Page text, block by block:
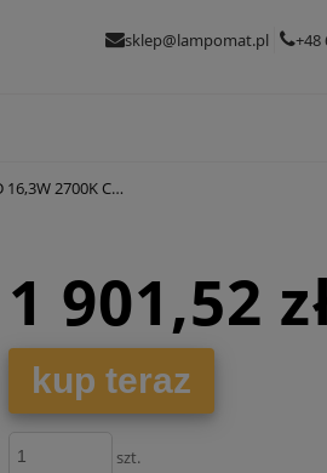
sklep@lampomat.pl +48
CRI90 40cm
1 901,52
kup teraz
szt.